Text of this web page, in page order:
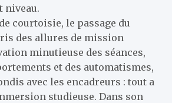
niveau.
courtoisie, le passage du
des allures de mission
minutieuse des séances,
et des automatismes,
avec les encadreurs : tout a
studieuse. Dans son